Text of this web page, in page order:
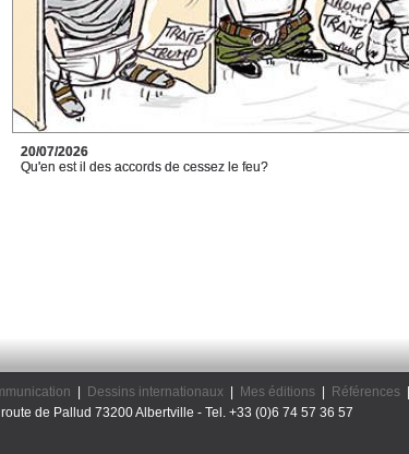
20/07/2026
Qu'en est il des accords de cessez le feu?
Dessins internationaux| Mes éditions| Références|
de Pallud 73200 Albertville - Tel. +33 (0)6 74 57 36 57